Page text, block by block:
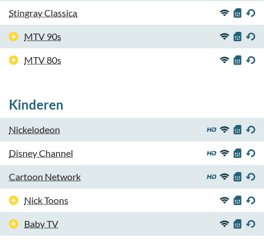
Stingray Classica
MTV 90s
MTV 80s
Kinderen
Nickelodeon
Disney Channel
Cartoon Network
Nick Toons
Baby TV